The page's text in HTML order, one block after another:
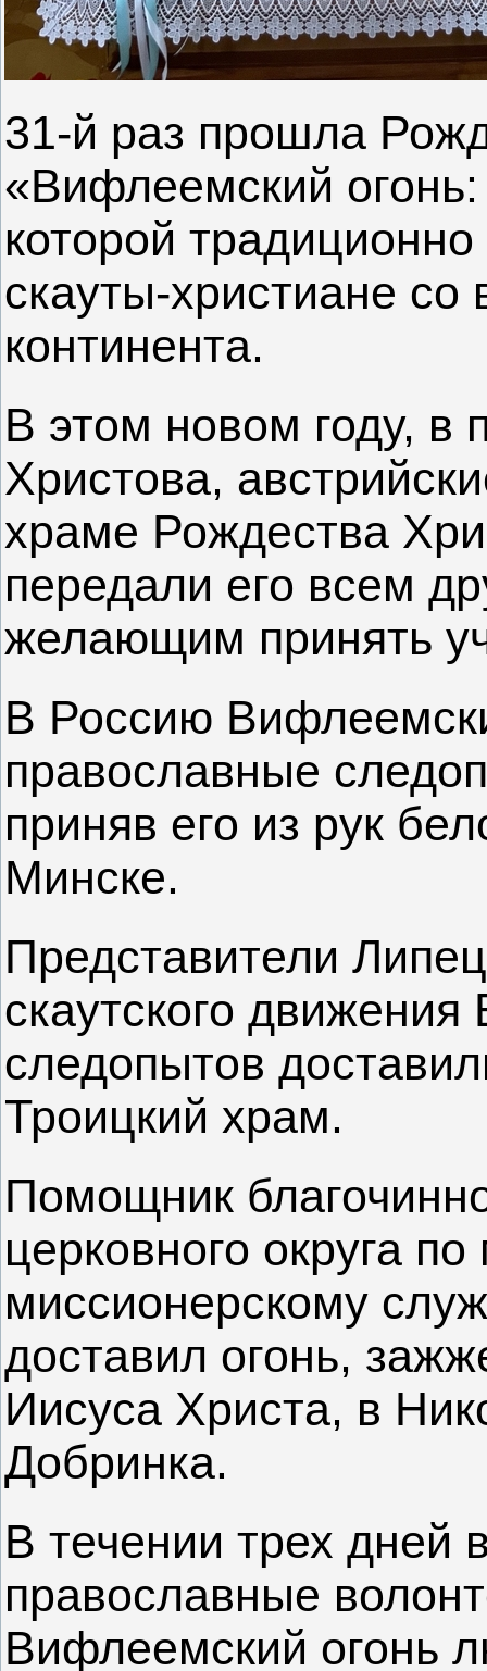
31-й раз прошла
«Вифлеемский
которой
скауты-христиане со
континента.
В этом новом году, в
Христова,
храме Рождества
передали его всем
желающим принять
В Россию
православные
приняв его из рук
Минске.
Представители
скаутского
следопытов
Троицкий храм.
Помощник
церковного округа
миссионерскому
доставил огонь,
Иисуса Христа, в
Добринка.
В течении трех дней
православные
Вифлеемский огонь